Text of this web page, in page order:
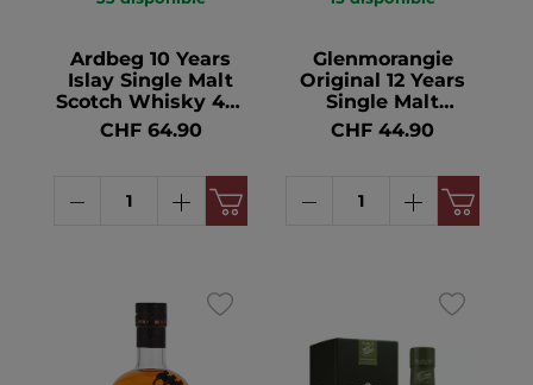
Ardbeg 10 Years
Islay Single Malt
Scotch Whisky 46°
70cl
CHF 64.90
Glenmorangie
Original 12 Years
Single Malt
Whisky 40° 70cl
CHF 44.90